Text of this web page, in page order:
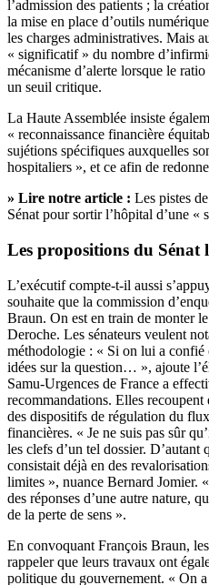
l’admission des patients ; la
la mise en place d’outils
les charges administratives. Mais
« significatif » du nombre
mécanisme d’alerte lorsque le
un seuil critique.
La Haute Assemblée insiste
« reconnaissance financière
sujétions spécifiques auxquelles
hospitaliers », et ce afin de
» Lire notre article : Les pistes
Sénat pour sortir l’hôpital d’une «
Les propositions du Sénat
L’exécutif compte-t-il aussi
souhaite que la commission
Braun. On est en train de monter
Deroche. Les sénateurs veulent
méthodologie : « Si on lui a confié
idées sur la question… », ajoute
Samu-Urgences de France a
recommandations. Elles recoupent
des dispositifs de régulation du
financières. « Je ne suis pas sûr
les clefs d’un tel dossier. D’autant
consistait déjà en des
limites », nuance Bernard Jomier.
des réponses d’une autre nature,
de la perte de sens ».
En convoquant François Braun,
rappeler que leurs travaux ont
politique du gouvernement. « On